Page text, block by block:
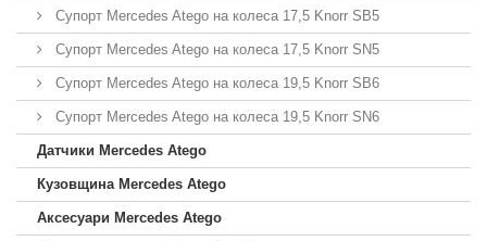
Супорт Mercedes Atego на колеса 17,5 Knorr SB5
Супорт Mercedes Atego на колеса 17,5 Knorr SN5
Супорт Mercedes Atego на колеса 19,5 Knorr SB6
Супорт Mercedes Atego на колеса 19,5 Knorr SN6
Датчики Mercedes Atego
Кузовщина Mercedes Atego
Аксесуари Mercedes Atego